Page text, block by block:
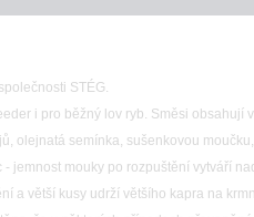
STÉG.
i pro běžný lov ryb. Směsi obsahují
olejnatá semínka, sušenkovou
jemnost mouky po rozpuštění vytváří
a větší kusy udrží většího kapra na